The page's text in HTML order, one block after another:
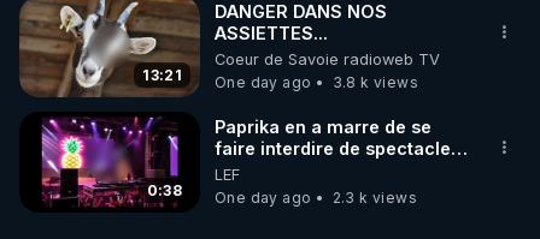
l'identification des corps
difficile. Cette pratique était
courante chez les
nationalistes ukrainiens de la
l'époque, nos forces
découvraient fréquemment
les corps de mercenaires et
de combattants ukrainiens le
13:21
DANGER DANS NOS
ASSIETTES...
Coeur de Savoie radioweb TV
One day ago
3.8 k views
0:38
Paprika en a marre de se
faire interdire de spectacle.
Elle décide donc de devenir
DJ !
LEF
One day ago
2.3 k views